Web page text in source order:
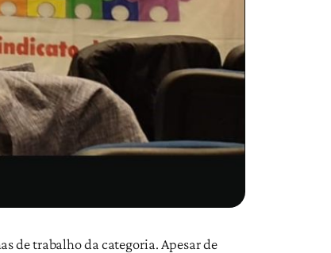
de trabalho da categoria. Apesar de